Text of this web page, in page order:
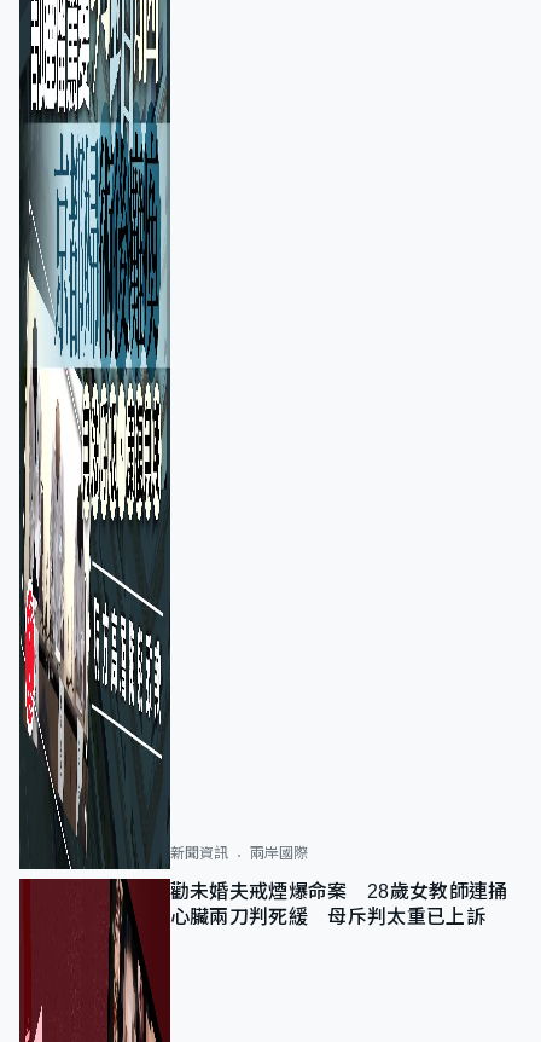
新聞資訊 兩岸國際
勸未婚夫戒煙爆命案 28歲女教師連捅
心臟兩刀判死緩 母斥判太重已上訴